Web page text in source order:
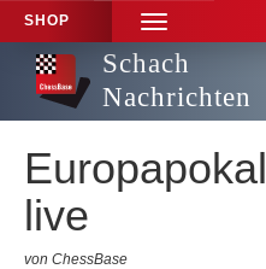
SHOP
TOGGLE
NAVIGATION
Schach
Nachrichten
live
von ChessBase